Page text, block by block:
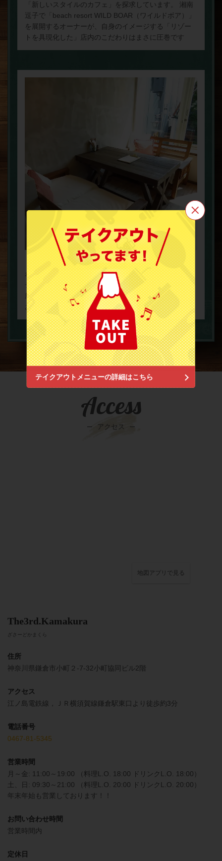
テイクアウトメニューの詳細はこちら
「新しいスタイルのカフェ」を探求しています。 湘南
逗子で「beach resort WILD BOAR（ワイルドボア）」
を展開するオーナーが、自身のイメージする「リゾー
トを具現化した」店内のこだわりはまさに圧巻です
《幅広いテーブルとゆったりしたベンチシート》こだ
わりのインテリアやファニチャーは必見。全てはビー
チリゾート特有の「時間を忘れてゆったりできる場
所」を作るため。普段味わえないこの贅沢な空間を、
お客様一人一人に体験していただきたいと思います。
Access
アクセス
地図アプリで見る
The3rd.Kamakura
ざさーどかまくら
住所
神奈川県鎌倉市小町２-7-32小町協同ビル2階
アクセス
江ノ島電鉄線，ＪＲ横須賀線鎌倉駅東口より徒歩約3分
電話番号
0467-81-5345
営業時間
月～金: 11:00～19:00 （料理L.O. 18:00 ドリンクL.O. 18:00）
土、日: 09:30～21:00 （料理L.O. 20:00 ドリンクL.O. 20:00）
年末年始も営業しております！！
お問い合わせ時間
営業時間内
定休日
この店舗情報をシェアする
The3rd.Kamakura
神奈川県鎌倉市小町２-7-32小町協同ビル2階
https://the3rdkamakura.owst.jp/
お店情報をコピー
閉じる